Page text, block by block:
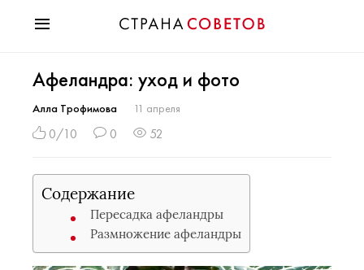
Мода
Звезды
Гороскопы
Психология
Хобби
Праздники
Афеландра: уход и фото
Алла Трофимова 11 апреля
0/10 0 52
Содержание
Пересадка афеландры
Размножение афеландры